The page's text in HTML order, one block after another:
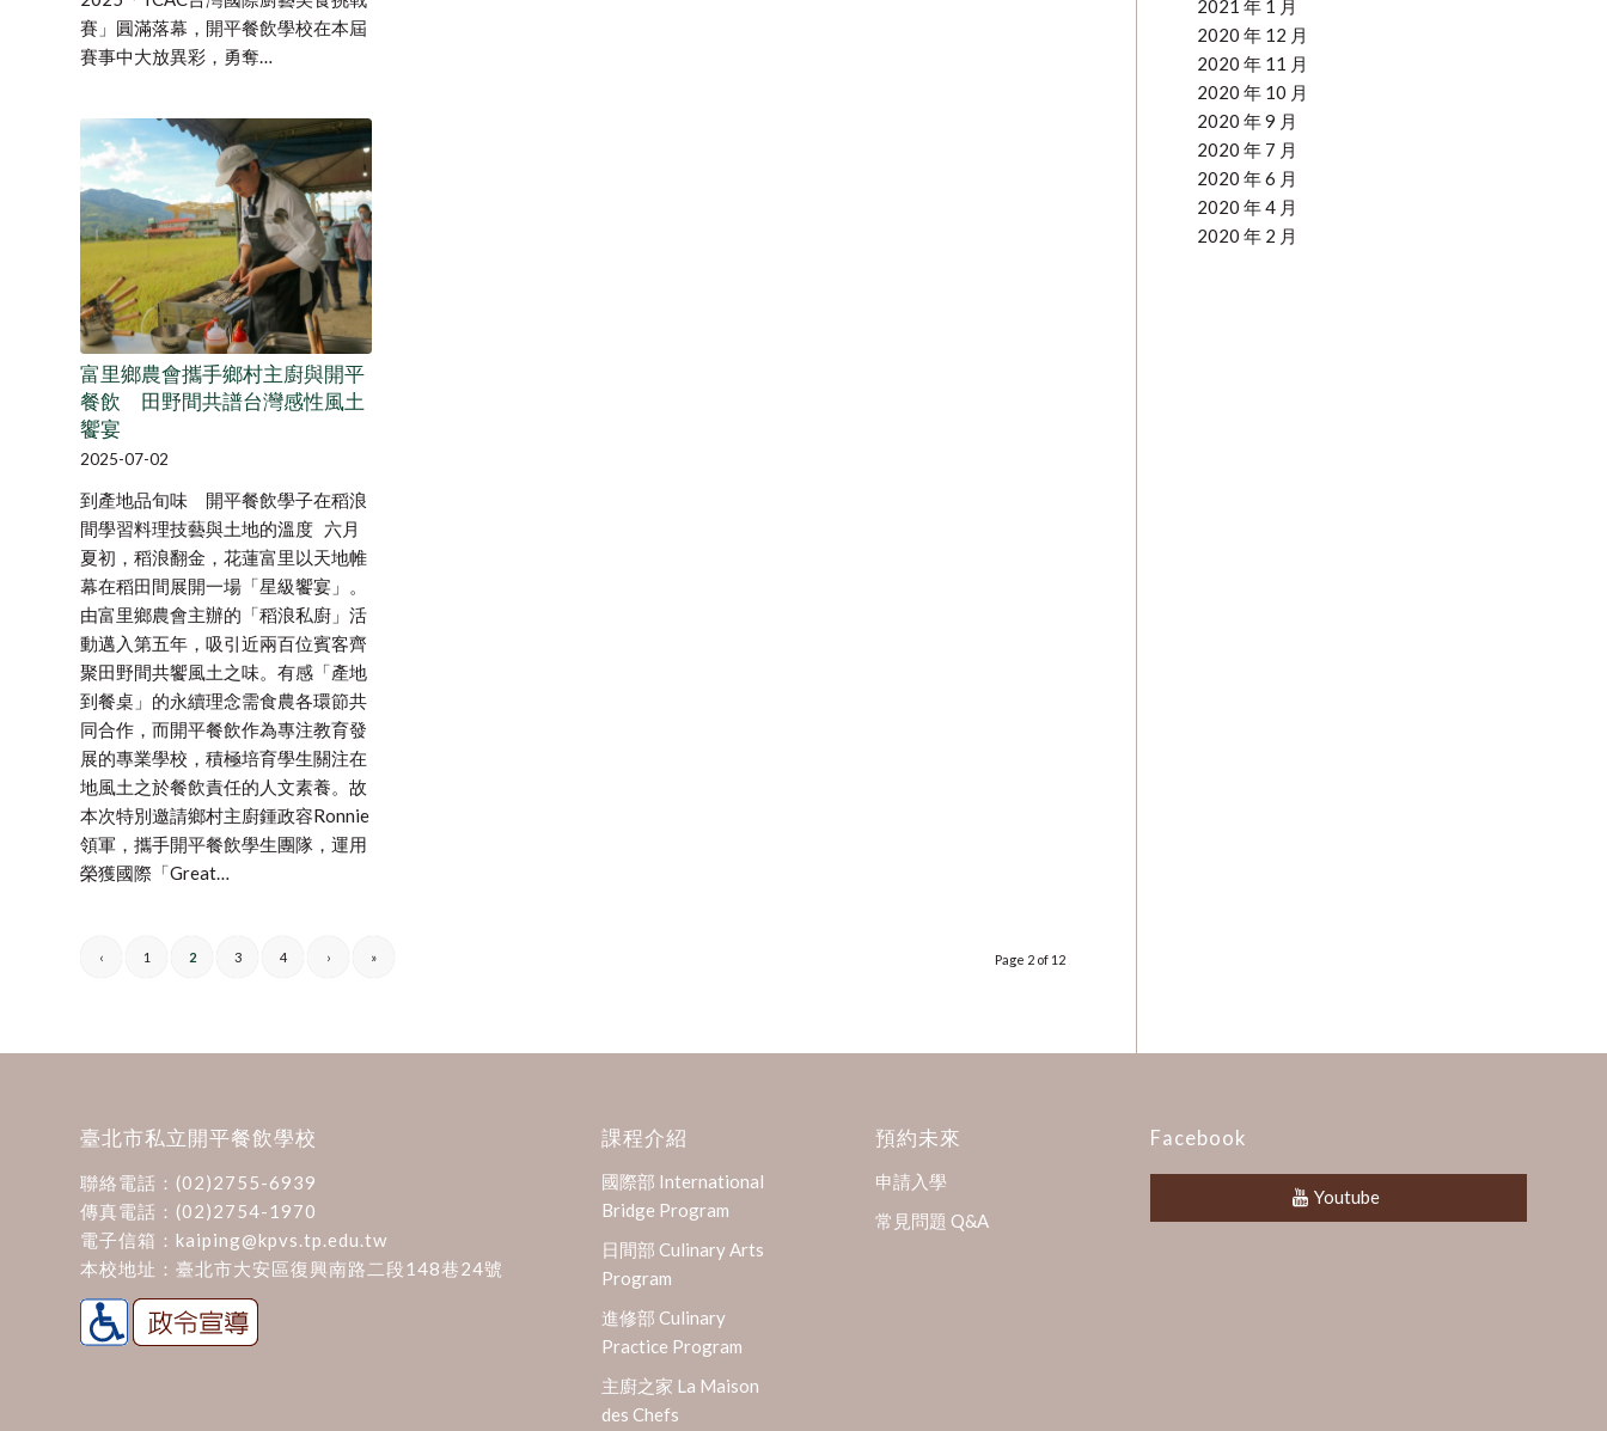
賽」圓滿落幕，開平餐飲學校在本屆
賽事中大放異彩，勇奪…
富里鄉農會攜手鄉村主廚與開平
餐飲 田野間共譜台灣感性風土
饗宴
2025-07-02
到產地品旬味 開平餐飲學子在稻浪
間學習料理技藝與土地的溫度 六月
夏初，稻浪翻金，花蓮富里以天地帷
幕在稻田間展開一場「星級饗宴」。
由富里鄉農會主辦的「稻浪私廚」活
動邁入第五年，吸引近兩百位賓客齊
聚田野間共饗風土之味。有感「產地
到餐桌」的永續理念需食農各環節共
同合作，而開平餐飲作為專注教育發
展的專業學校，積極培育學生關注在
地風土之於餐飲責任的人文素養。故
本次特別邀請鄉村主廚鍾政容Ronnie
領軍，攜手開平餐飲學生團隊，運用
榮獲國際「Great…
Page 2 of 12
‹ 1 2 3 4 › »
2021 年 1 月
2020 年 12 月
2020 年 11 月
2020 年 10 月
2020 年 9 月
2020 年 7 月
2020 年 6 月
2020 年 4 月
2020 年 2 月
臺北市私立開平餐飲學校
聯絡電話： (02)2755-6939
傳真電話：(02)2754-1970
電子信箱： kaiping@kpvs.tp.edu.tw
本校地址： 臺北市大安區復興南路二段148巷24號
課程介紹
國際部 International
Bridge Program
日間部 Culinary Arts
Program
進修部 Culinary
Practice Program
主廚之家 La Maison
des Chefs
預約未來
申請入學
常見問題 Q&A
Facebook
Youtube